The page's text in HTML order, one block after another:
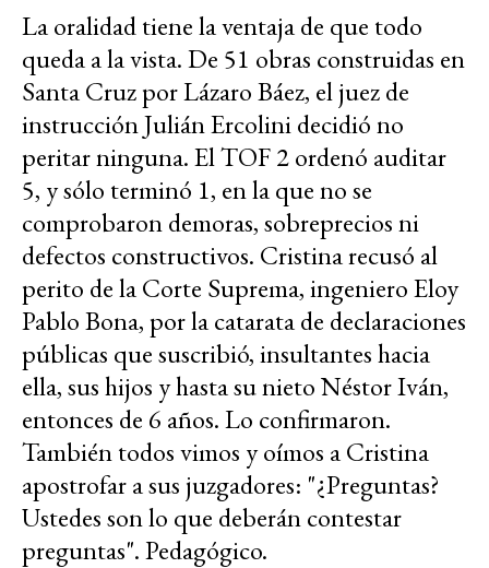
La oralidad tiene la ventaja de que todo
queda a la vista. De 51 obras construidas en
Santa Cruz por Lázaro Báez, el juez de
instrucción Julián Ercolini decidió no
peritar ninguna. El TOF 2 ordenó auditar
5, y sólo terminó 1, en la que no se
comprobaron demoras, sobreprecios ni
defectos constructivos. Cristina recusó al
perito de la Corte Suprema, ingeniero Eloy
Pablo Bona, por la catarata de declaraciones
públicas que suscribió, insultantes hacia
ella, sus hijos y hasta su nieto Néstor Iván,
entonces de 6 años. Lo confirmaron.
También todos vimos y oímos a Cristina
apostrofar a sus juzgadores: "¿Preguntas?
Ustedes son lo que deberán contestar
preguntas". Pedagógico.